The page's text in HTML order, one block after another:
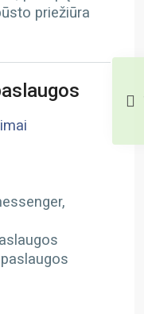
priežiūra